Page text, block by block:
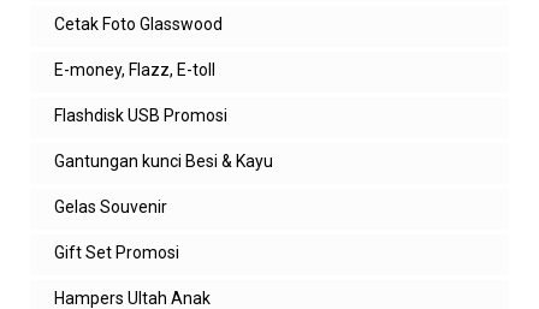
Cetak Foto Glasswood
E-money, Flazz, E-toll
Flashdisk USB Promosi
Gantungan kunci Besi & Kayu
Gelas Souvenir
Gift Set Promosi
Hampers Ultah Anak